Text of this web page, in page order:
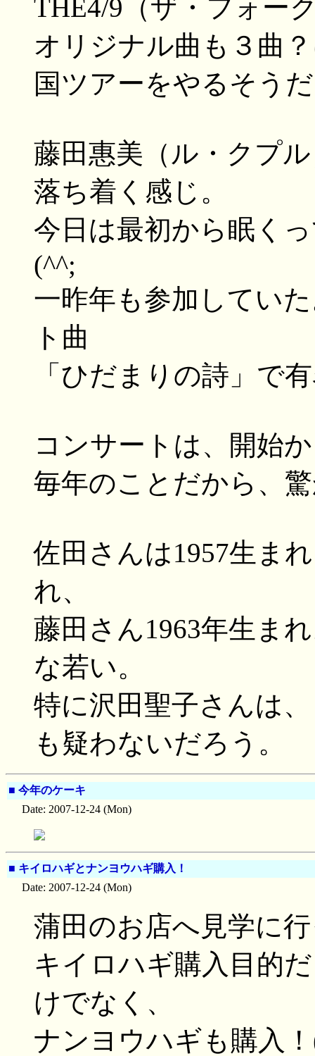
THE4/9（ザ・フォー
オリジナル曲も３曲
国ツアーをやるそう
藤田惠美（ル・クプ
落ち着く感じ。
今日は最初から眠く
(^^;
一昨年も参加してい
ト曲
「ひだまりの詩」で
コンサートは、開始
毎年のことだから、
佐田さんは1957生ま
れ、
藤田さん1963年生ま
な若い。
特に沢田聖子さんは
も疑わないだろう。
■ 今年のケーキ
Date: 2007-12-24 (Mon)
■ キイロハギとナンヨウハギ購入！
Date: 2007-12-24 (Mon)
蒲田のお店へ見学に
キイロハギ購入目的
けでなく、
ナンヨウハギも購入